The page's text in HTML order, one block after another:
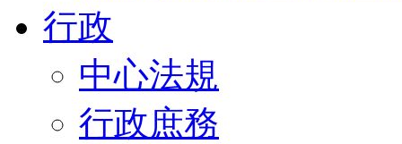
行政
中心法規
行政庶務